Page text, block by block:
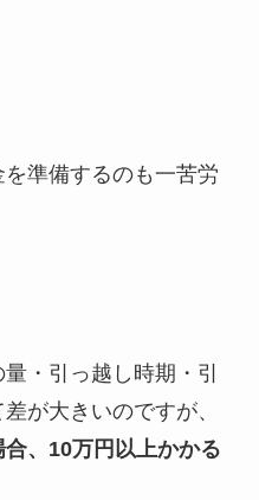
準備するのも一苦労
・引っ越し時期・引
が大きいのですが、
、10万円以上かかる